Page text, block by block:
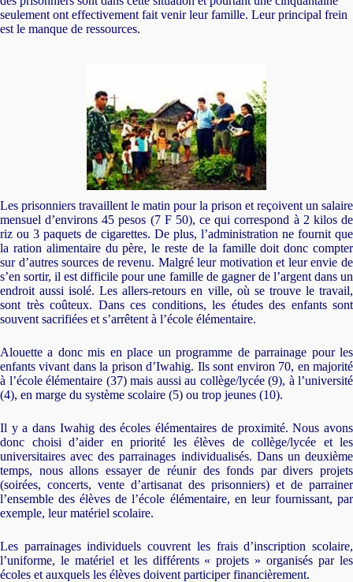
seulement ont effectivement fait venir leur famille. Leur principal frein
est le manque de ressources.
Les prisonniers travaillent le matin pour la prison et reçoivent un salaire
mensuel d’environs 45 pesos (7 F 50), ce qui correspond à 2 kilos de
riz ou 3 paquets de cigarettes. De plus, l’administration ne fournit que
la ration alimentaire du père, le reste de la famille doit donc compter
sur d’autres sources de revenu. Malgré leur motivation et leur envie de
s’en sortir, il est difficile pour une famille de gagner de l’argent dans un
endroit aussi isolé. Les allers-retours en ville, où se trouve le travail,
sont très coûteux. Dans ces conditions, les études des enfants sont
souvent sacrifiées et s’arrêtent à l’école élémentaire.
Alouette a donc mis en place un programme de parrainage pour les
enfants vivant dans la prison d’Iwahig. Ils sont environ 70, en majorité
à l’école élémentaire (37) mais aussi au collège/lycée (9), à l’université
(4), en marge du système scolaire (5) ou trop jeunes (10).
Il y a dans Iwahig des écoles élémentaires de proximité. Nous avons
donc choisi d’aider en priorité les élèves de collège/lycée et les
universitaires avec des parrainages individualisés. Dans un deuxième
temps, nous allons essayer de réunir des fonds par divers projets
(soirées, concerts, vente d’artisanat des prisonniers) et de parrainer
l’ensemble des élèves de l’école élémentaire, en leur fournissant, par
exemple, leur matériel scolaire.
Les parrainages individuels couvrent les frais d’inscription scolaire,
l’uniforme, le matériel et les différents « projets » organisés par les
écoles et auxquels les élèves doivent participer financièrement.